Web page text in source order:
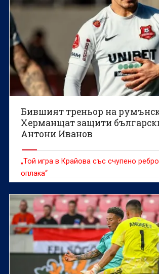
Бившият треньор на
Херманщат защити
Антони Иванов
„Той игра в Крайова със счупено
оплака“